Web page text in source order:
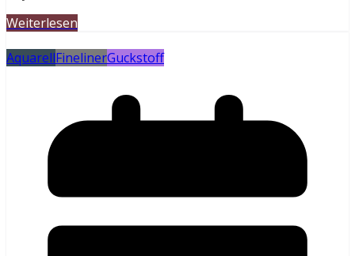
Weiterlesen
AquarellFinelinerGuckstoff